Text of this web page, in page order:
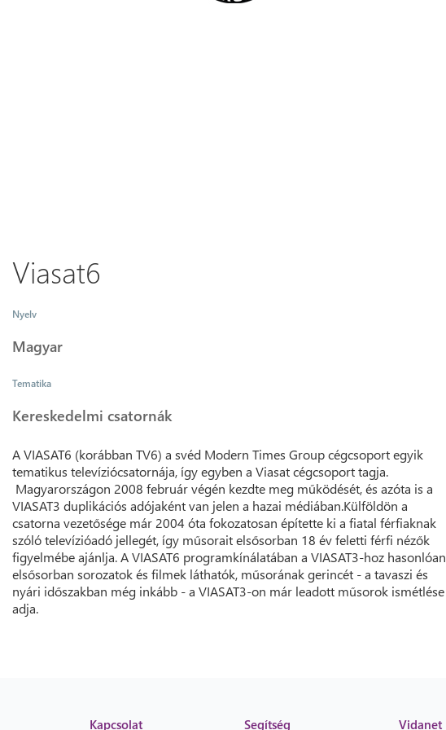
Viasat6
Nyelv
Magyar
Tematika
Kereskedelmi csatornák
A VIASAT6 (korábban TV6) a svéd Modern Times Group cégcsoport egyik
tematikus televíziócsatornája, így egyben a Viasat cégcsoport tagja.
Magyarországon 2008 február végén kezdte meg működését, és azóta is a
VIASAT3 duplikációs adójaként van jelen a hazai médiában.Külföldön a
csatorna vezetősége már 2004 óta fokozatosan építette ki a fiatal férfiaknak
szóló televízióadó jellegét, így műsorait elsősorban 18 év feletti férfi nézők
figyelmébe ajánlja. A VIASAT6 programkínálatában a VIASAT3-hoz hasonlóan
elsősorban sorozatok és filmek láthatók, műsorának gerincét - a tavaszi és
nyári időszakban még inkább - a VIASAT3-on már leadott műsorok ismétlése
adja.
Kapcsolat Segítség Vidanet